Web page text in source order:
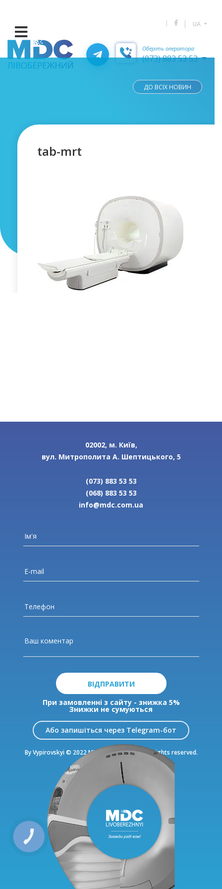
UA
Оберіть оператора:
(073) 883 53 53
ДО ВСІХ НОВИН
tab-mrt
02002, м. Київ,
вул. Митрополита А. Шептицького, 5
(073) 883 53 53
(068) 883 53 53
info@mdc.com.ua
ВІДПРАВИТИ
При замовленні з сайту - знижка 5%
Знижки не сумуються
Або запишіться через Telegram-бот
By Vypirovskyi © 2022 MDC Livoberezhnyi. All rights reserved.